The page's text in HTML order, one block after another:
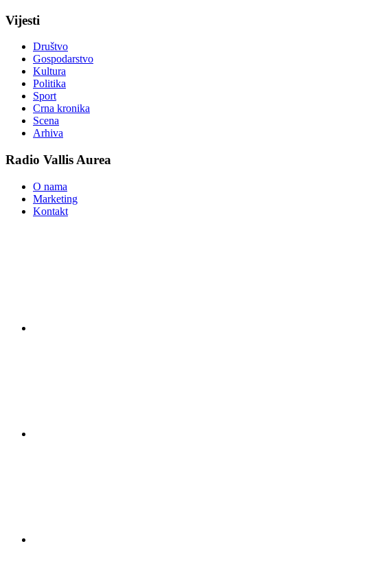
Vijesti
Društvo
Gospodarstvo
Kultura
Politika
Sport
Crna kronika
Scena
Arhiva
Radio Vallis Aurea
O nama
Marketing
Kontakt